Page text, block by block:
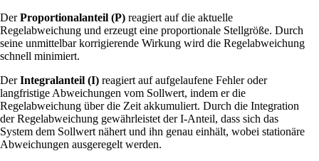
DerProportionalanteil (P) reagiert auf die aktuelle
Regelabweichung und erzeugt eine proportionale Stellgröße. Durch
seine unmittelbar korrigierende Wirkung wird die Regelabweichung
schnell minimiert.
DerIntegralanteil (I) reagiert auf aufgelaufene Fehler oder
langfristige Abweichungen vom Sollwert, indem er die
Regelabweichung über die Zeit akkumuliert. Durch die Integration
der Regelabweichung gewährleistet der I-Anteil, dass sich das
System dem Sollwert nähert und ihn genau einhält, wobei stationäre
Abweichungen ausgeregelt werden.